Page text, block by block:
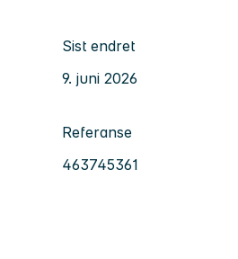
Sist endret
9. juni 2026
Referanse
463745361